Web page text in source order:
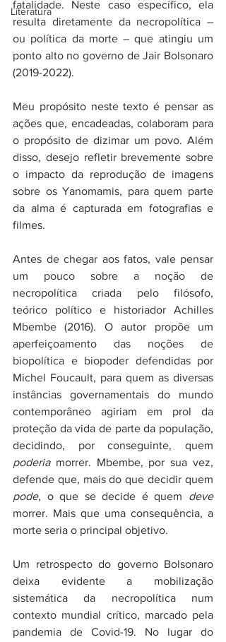
Literatura
fatalidade. Neste caso específico, ela
resulta diretamente da necropolítica –
ou política da morte – que atingiu um
ponto alto no governo de Jair Bolsonaro
(2019-2022).
Meu propósito neste texto é pensar as
ações que, encadeadas, colaboram para
o propósito de dizimar um povo. Além
disso, desejo refletir brevemente sobre
o impacto da reprodução de imagens
sobre os Yanomamis, para quem parte
da alma é capturada em fotografias e
filmes.
Antes de chegar aos fatos, vale pensar
um pouco sobre a noção de
necropolítica criada pelo filósofo,
teórico político e historiador Achilles
Mbembe (2016). O autor propõe um
aperfeiçoamento das noções de
biopolítica e biopoder defendidas por
Michel Foucault, para quem as diversas
instâncias governamentais do mundo
contemporâneo agiriam em prol da
proteção da vida de parte da população,
poderia morrer. Mbembe, por sua vez,
pode, o que se decide é quem deve
morrer. Mais que uma consequência, a
morte seria o principal objetivo.
Um retrospecto do governo Bolsonaro
deixa evidente a mobilização
sistemática da necropolítica num
contexto mundial crítico, marcado pela
pandemia de Covid-19. No lugar do